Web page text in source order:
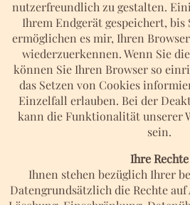
nutzerfreundlich zu gestalten.
Ihrem Endgerät gespeichert, bis
ermöglichen es mir, Ihren
wiederzuerkennen. Wenn Sie
können Sie Ihren Browser so
das Setzen von Cookies
Einzelfall erlauben. Bei der
kann die Funktionalität unserer
sein.
Ihre Rechte
Ihnen stehen bezüglich Ihrer
Datengrundsätzlich die Rechte